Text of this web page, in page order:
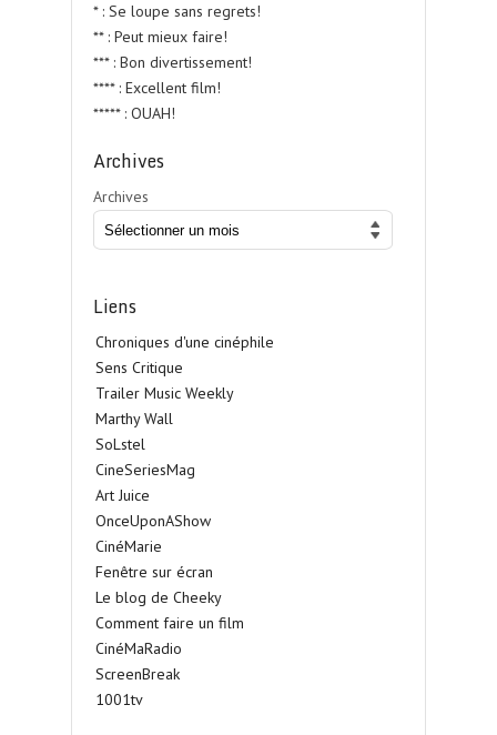
* : Se loupe sans regrets!
** : Peut mieux faire!
*** : Bon divertissement!
**** : Excellent film!
***** : OUAH!
Archives
Archives
Liens
Chroniques d'une cinéphile
Sens Critique
Trailer Music Weekly
Marthy Wall
SoLstel
CineSeriesMag
Art Juice
OnceUponAShow
CinéMarie
Fenêtre sur écran
Le blog de Cheeky
Comment faire un film
CinéMaRadio
ScreenBreak
1001tv